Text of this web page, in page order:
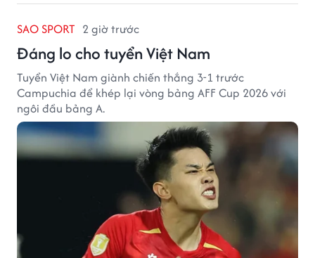
SAO SPORT 2 giờ trước
Đáng lo cho tuyển Việt Nam
Tuyển Việt Nam giành chiến thắng 3-1 trước
Campuchia để khép lại vòng bảng AFF Cup 2026 với
ngôi đầu bảng A.